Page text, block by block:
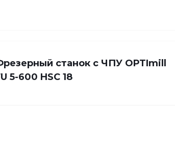
станок с ЧПУ OPTImill
5-600 HSC 18